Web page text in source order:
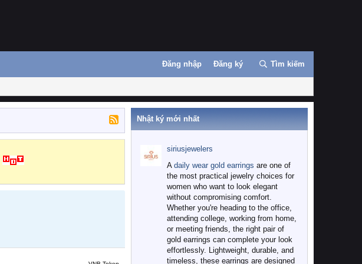
Đăng nhập Đăng ký Tìm kiếm
Nhật ký mới nhất
siriusjewelers
A daily wear gold earrings are one of
the most practical jewelry choices for
women who want to look elegant
without compromising comfort.
Whether you're heading to the office,
attending college, working from home,
or meeting friends, the right pair of
gold earrings can complete your look
effortlessly. Lightweight, durable, and
timeless, these earrings are designed